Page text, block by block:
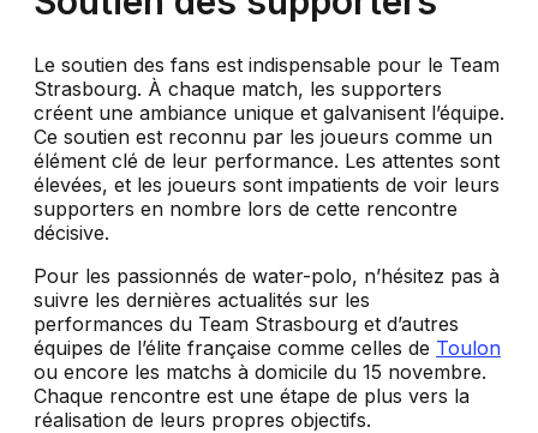
Le soutien des fans est indispensable pour le Team
Strasbourg. À chaque match, les supporters
créent une ambiance unique et galvanisent l’équipe.
Ce soutien est reconnu par les joueurs comme un
élément clé de leur performance. Les attentes sont
élevées, et les joueurs sont impatients de voir leurs
supporters en nombre lors de cette rencontre
décisive.
Pour les passionnés de water-polo, n’hésitez pas à
suivre les dernières actualités sur les
performances du Team Strasbourg et d’autres
équipes de l’élite française comme celles de Toulon
ou encore les matchs à domicile du 15 novembre.
Chaque rencontre est une étape de plus vers la
réalisation de leurs propres objectifs.